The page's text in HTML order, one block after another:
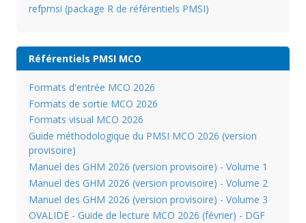
refpmsi (package R de référentiels PMSI)
Référentiels PMSI MCO
Formats d'entrée MCO 2026
Formats de sortie MCO 2026
Formats visual MCO 2026
Guide méthodologique du PMSI MCO 2026 (version
provisoire)
Manuel des GHM 2026 (version provisoire) - Volume 1
Manuel des GHM 2026 (version provisoire) - Volume 2
Manuel des GHM 2026 (version provisoire) - Volume 3
OVALIDE - Guide de lecture MCO 2026 (février) - DGF